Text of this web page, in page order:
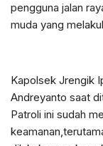
pengguna jalan
muda yang
Kapolsek Jrengik
Andreyanto saat
Patroli ini sudah